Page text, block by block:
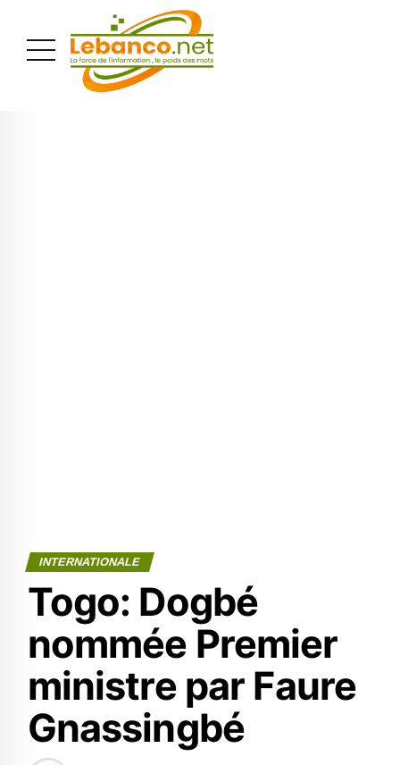
INTERNATIONALE
Togo: Dogbé
nommée Premier
ministre par Faure
Gnassingbé